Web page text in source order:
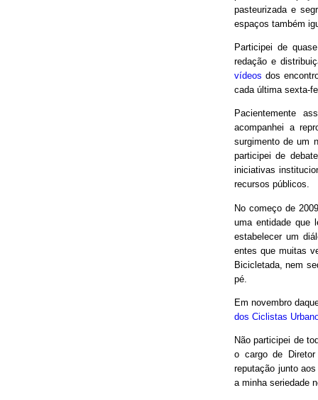
pasteurizada e
espaços também
Participei de
redação e
vídeos dos
cada última sexta-
Pacientemente
acompanhei a
surgimento de um
participei de
iniciativas
recursos públicos.
No começo de
uma entidade que
estabelecer um
entes que muitas
Bicicletada, nem
pé.
Em novembro
dos Ciclistas
Não participei de
o cargo de
reputação junto
a minha seriedade